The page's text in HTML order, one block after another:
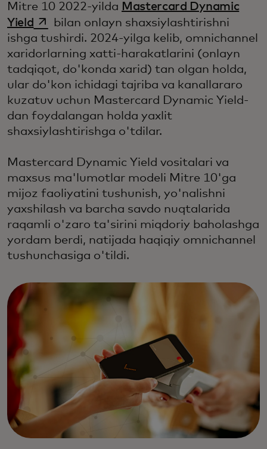
Mitre 10 2022-yilda Mastercard Dynamic
Yieldopens in a new tab
bilan onlayn shaxsiylashtirishni
ishga tushirdi. 2024-yilga kelib, omnichannel
xaridorlarning xatti-harakatlarini (onlayn
tadqiqot, do'konda xarid) tan olgan holda,
ular do'kon ichidagi tajriba va kanallararo
kuzatuv uchun Mastercard Dynamic Yield-
dan foydalangan holda yaxlit
shaxsiylashtirishga o'tdilar.
Mastercard Dynamic Yield vositalari va
maxsus ma'lumotlar modeli Mitre 10'ga
mijoz faoliyatini tushunish, yo'nalishni
yaxshilash va barcha savdo nuqtalarida
raqamli o'zaro ta'sirini miqdoriy baholashga
yordam berdi, natijada haqiqiy omnichannel
tushunchasiga o'tildi.